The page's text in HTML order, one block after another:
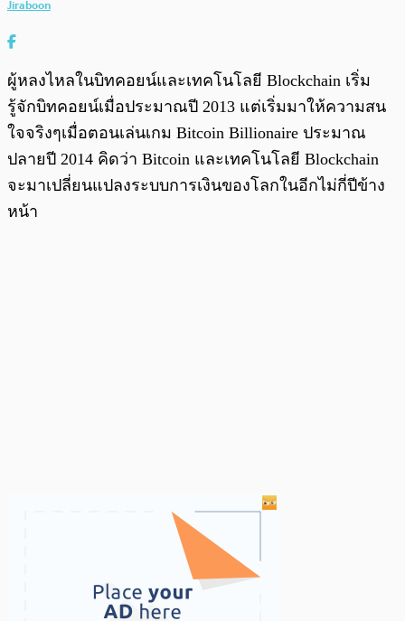
Jiraboon
ผู้หลงไหลในบิทคอยน์และเทคโนโลยี Blockchain เริ่ม
รู้จักบิทคอยน์เมื่อประมาณปี 2013 แต่เริ่มมาให้ความสน
ใจจริงๆเมื่อตอนเล่นเกม Bitcoin Billionaire ประมาณ
ปลายปี 2014 คิดว่า Bitcoin และเทคโนโลยี Blockchain
จะมาเปลี่ยนแปลงระบบการเงินของโลกในอีกไม่กี่ปีข้าง
หน้า